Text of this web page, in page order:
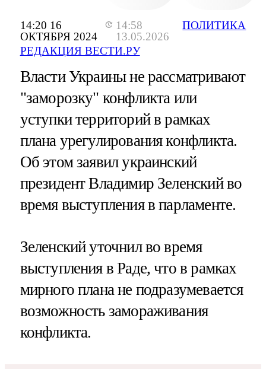
14:20 16
ОКТЯБРЯ 2024
14:58
13.05.2026
РЕДАКЦИЯ ВЕСТИ.РУ
ПОЛИТИКА
Власти Украины не рассматривают
"заморозку" конфликта или
уступки территорий в рамках
плана урегулирования конфликта.
Об этом заявил украинский
президент Владимир Зеленский во
время выступления в парламенте.
Зеленский уточнил во время
выступления в Раде, что в рамках
мирного плана не подразумевается
возможность замораживания
конфликта.